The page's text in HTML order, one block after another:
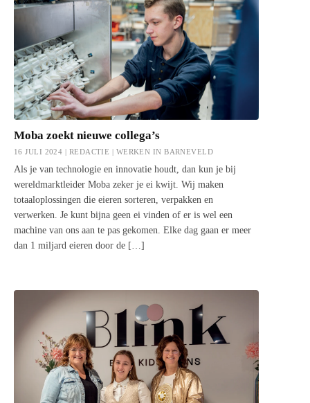
Moba zoekt nieuwe collega’s
16 JULI 2024 | REDACTIE | WERKEN IN BARNEVELD
Als je van technologie en innovatie houdt, dan kun je bij
wereldmarktleider Moba zeker je ei kwijt. Wij maken
totaaloplossingen die eieren sorteren, verpakken en
verwerken. Je kunt bijna geen ei vinden of er is wel een
machine van ons aan te pas gekomen. Elke dag gaan er meer
dan 1 miljard eieren door de […]